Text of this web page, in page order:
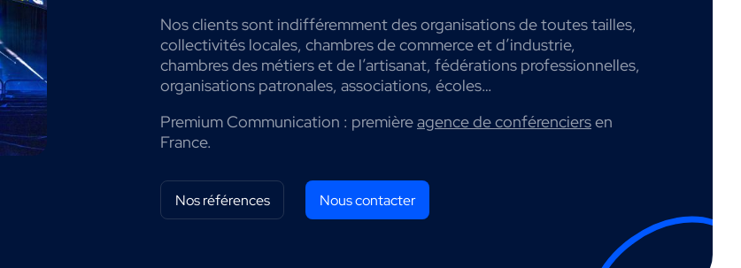
Nos clients sont indifféremment des organisations de toutes tailles,
collectivités locales, chambres de commerce et d’industrie,
chambres des métiers et de l’artisanat, fédérations professionnelles,
organisations patronales, associations, écoles…
Premium Communication : premièreagence de conférenciersen
France.
Nos références Nous contacter